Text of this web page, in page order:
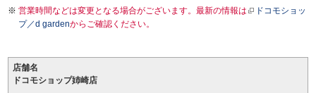
営業時間などは変更となる場合がございます。最新の情報は
ドコモショッ
プ／d gardenからご確認ください。
店舗名
ドコモショップ姉崎店